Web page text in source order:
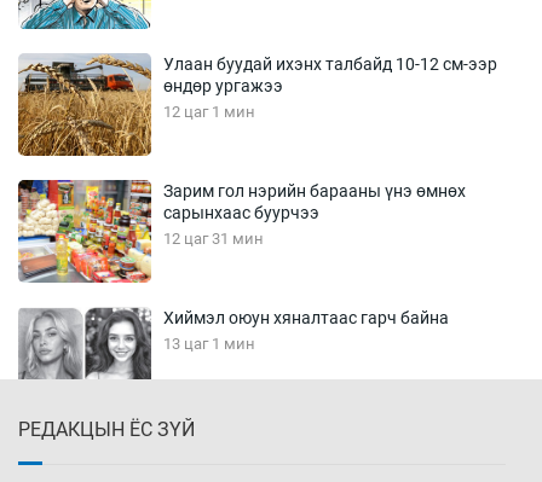
Улаан буудай ихэнх талбайд 10-12 см-ээр
өндөр ургажээ
12 цаг 1 мин
Зарим гол нэрийн барааны үнэ өмнөх
сарынхаас буурчээ
12 цаг 31 мин
Хиймэл оюун хяналтаас гарч байна
13 цаг 1 мин
РЕДАКЦЫН ЁС ЗҮЙ